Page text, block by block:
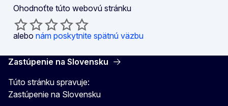
Ohodnoťte túto webovú stránku
alebo nám poskytnite spätnú väzbu
Zastúpenie na Slovensku
Túto stránku spravuje:
Zastúpenie na Slovensku